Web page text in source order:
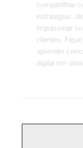
compartilhar
estratégias,
impulsionar
clientes.
aprender
digital em